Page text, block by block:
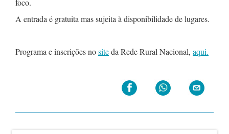
foco.
A entrada é gratuita mas sujeita à disponibilidade de lugares.
Programa e inscrições nositeda Rede Rural Nacional, aqui.